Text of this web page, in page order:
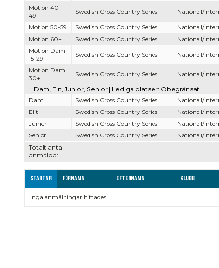
Totalt antal
anmälda:
Motion 40-
49
Swedish Cross Country Series Nationell/
Motion 50-59 Swedish Cross Country Series
Nationell/
Motion 60+
Swedish Cross Country Series
Nationell/
Motion Dam
15-29
Swedish Cross Country Series Nationell/
Motion Dam
30+
Swedish Cross Country Series Nationell/
Dam, Elit, Junior, Senior | Lediga platser: Obegränsat
Dam Swedish Cross Country Series
Nationell/
Elit
Swedish Cross Country Series
Nationell/
Junior
Swedish Cross Country Series
Nationell/
Senior
Swedish Cross Country Series Nationell/
Startnr Förnamn Efternamn Klubb
Inga anmälningar hittades